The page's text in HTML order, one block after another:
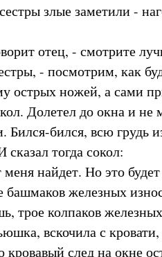
злые заметили -
отец, - смотрите
- посмотрим, как
острых ножей, а сами
Долетел до окна и не
бился, всю грудь
тогда сокол:
найдет. Но это будет
башмаков железных
трое колпаков
вскочила с
кровавый след на окне